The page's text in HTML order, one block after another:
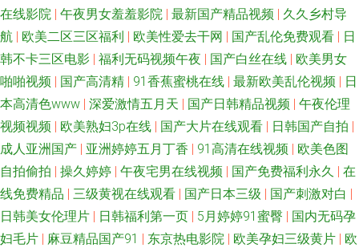
91午夜福利影视 人妻系列专区无码免费 92肏肏 老湿机福利看片 影音先锋女
人网 超碰91日韩激情 婷婷色麻豆 国产一区色呦呦呦 91n中文字幕 精品不卡
网 91白丝美女被草 狼窝色91 1024成人网站 黄色片免费在线观看 俺来也俺
去夜 日韩无码一二一三四五 av色图网站 玖玖色资源 91啦在线 欧美性爱页一
区 91黄色视频大全 国产区精品熟女 午夜精品久久麻豆 91网站高清在线观看
欧美一区啪啪 91大神合集 国产伊人精品久久 丝足AV在线 AV女优无码导航网
在线影院 | 午夜男女羞羞影院 | 最新国产精品视频 | 久久乡村导
航 | 欧美二区三区福利 | 欧美性爱去干网 | 国产乱伦免费观看 | 日
韩不卡三区电影 | 福利无码视频午夜 | 国产白丝在线 | 欧美男女
啪啪视频 | 国产高清精 | 91香蕉蜜桃在线 | 最新欧美乱伦视频 | 日
本高清色www | 深爱激情五月天 | 国产日韩精品视频 | 午夜伦理
视频视频 | 欧美熟妇3p在线 | 国产大片在线观看 | 日韩国产自拍 |
成人亚洲国产 | 亚洲婷婷五月丁香 | 91高清在线视频 | 欧美色图
自拍偷拍 | 操久婷婷 | 午夜宅男在线视频 | 国产免费福利永久 | 在
线免费精品 | 三级黄视在线观看 | 国产日本三级 | 国产刺激对白 |
日韩美女伦理片 | 日韩福利第一页 | 5月婷婷91蜜臀 | 国内无码孕
妇毛片 | 麻豆精品国产91 | 东京热电影院 | 欧美孕妇三级黄片 | 欧